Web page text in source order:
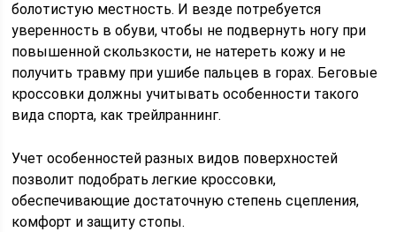
болотистую местность. И везде потребуется
уверенность в обуви, чтобы не подвернуть ногу при
повышенной скользкости, не натереть кожу и не
получить травму при ушибе пальцев в горах. Беговые
кроссовки должны учитывать особенности такого
вида спорта, как трейлраннинг.
Учет особенностей разных видов поверхностей
позволит подобрать легкие кроссовки,
обеспечивающие достаточную степень сцепления,
комфорт и защиту стопы.